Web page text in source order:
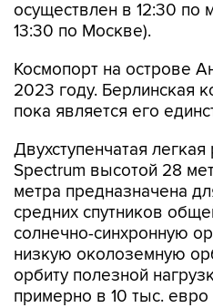
осуществлен в 12:30 по
13:30 по Москве).
Космопорт на острове
2023 году. Берлинская
пока является его
Двухступенчатая
Spectrum высотой 28
метра предназначена
средних спутников
солнечно-синхронную
низкую околоземную
орбиту полезной
примерно в 10 тыс.